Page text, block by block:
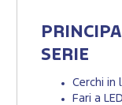
SERIE
Cerchi in
Fari a LED